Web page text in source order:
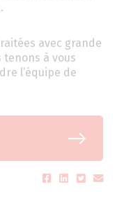
avec grande
à vous
l’équipe de